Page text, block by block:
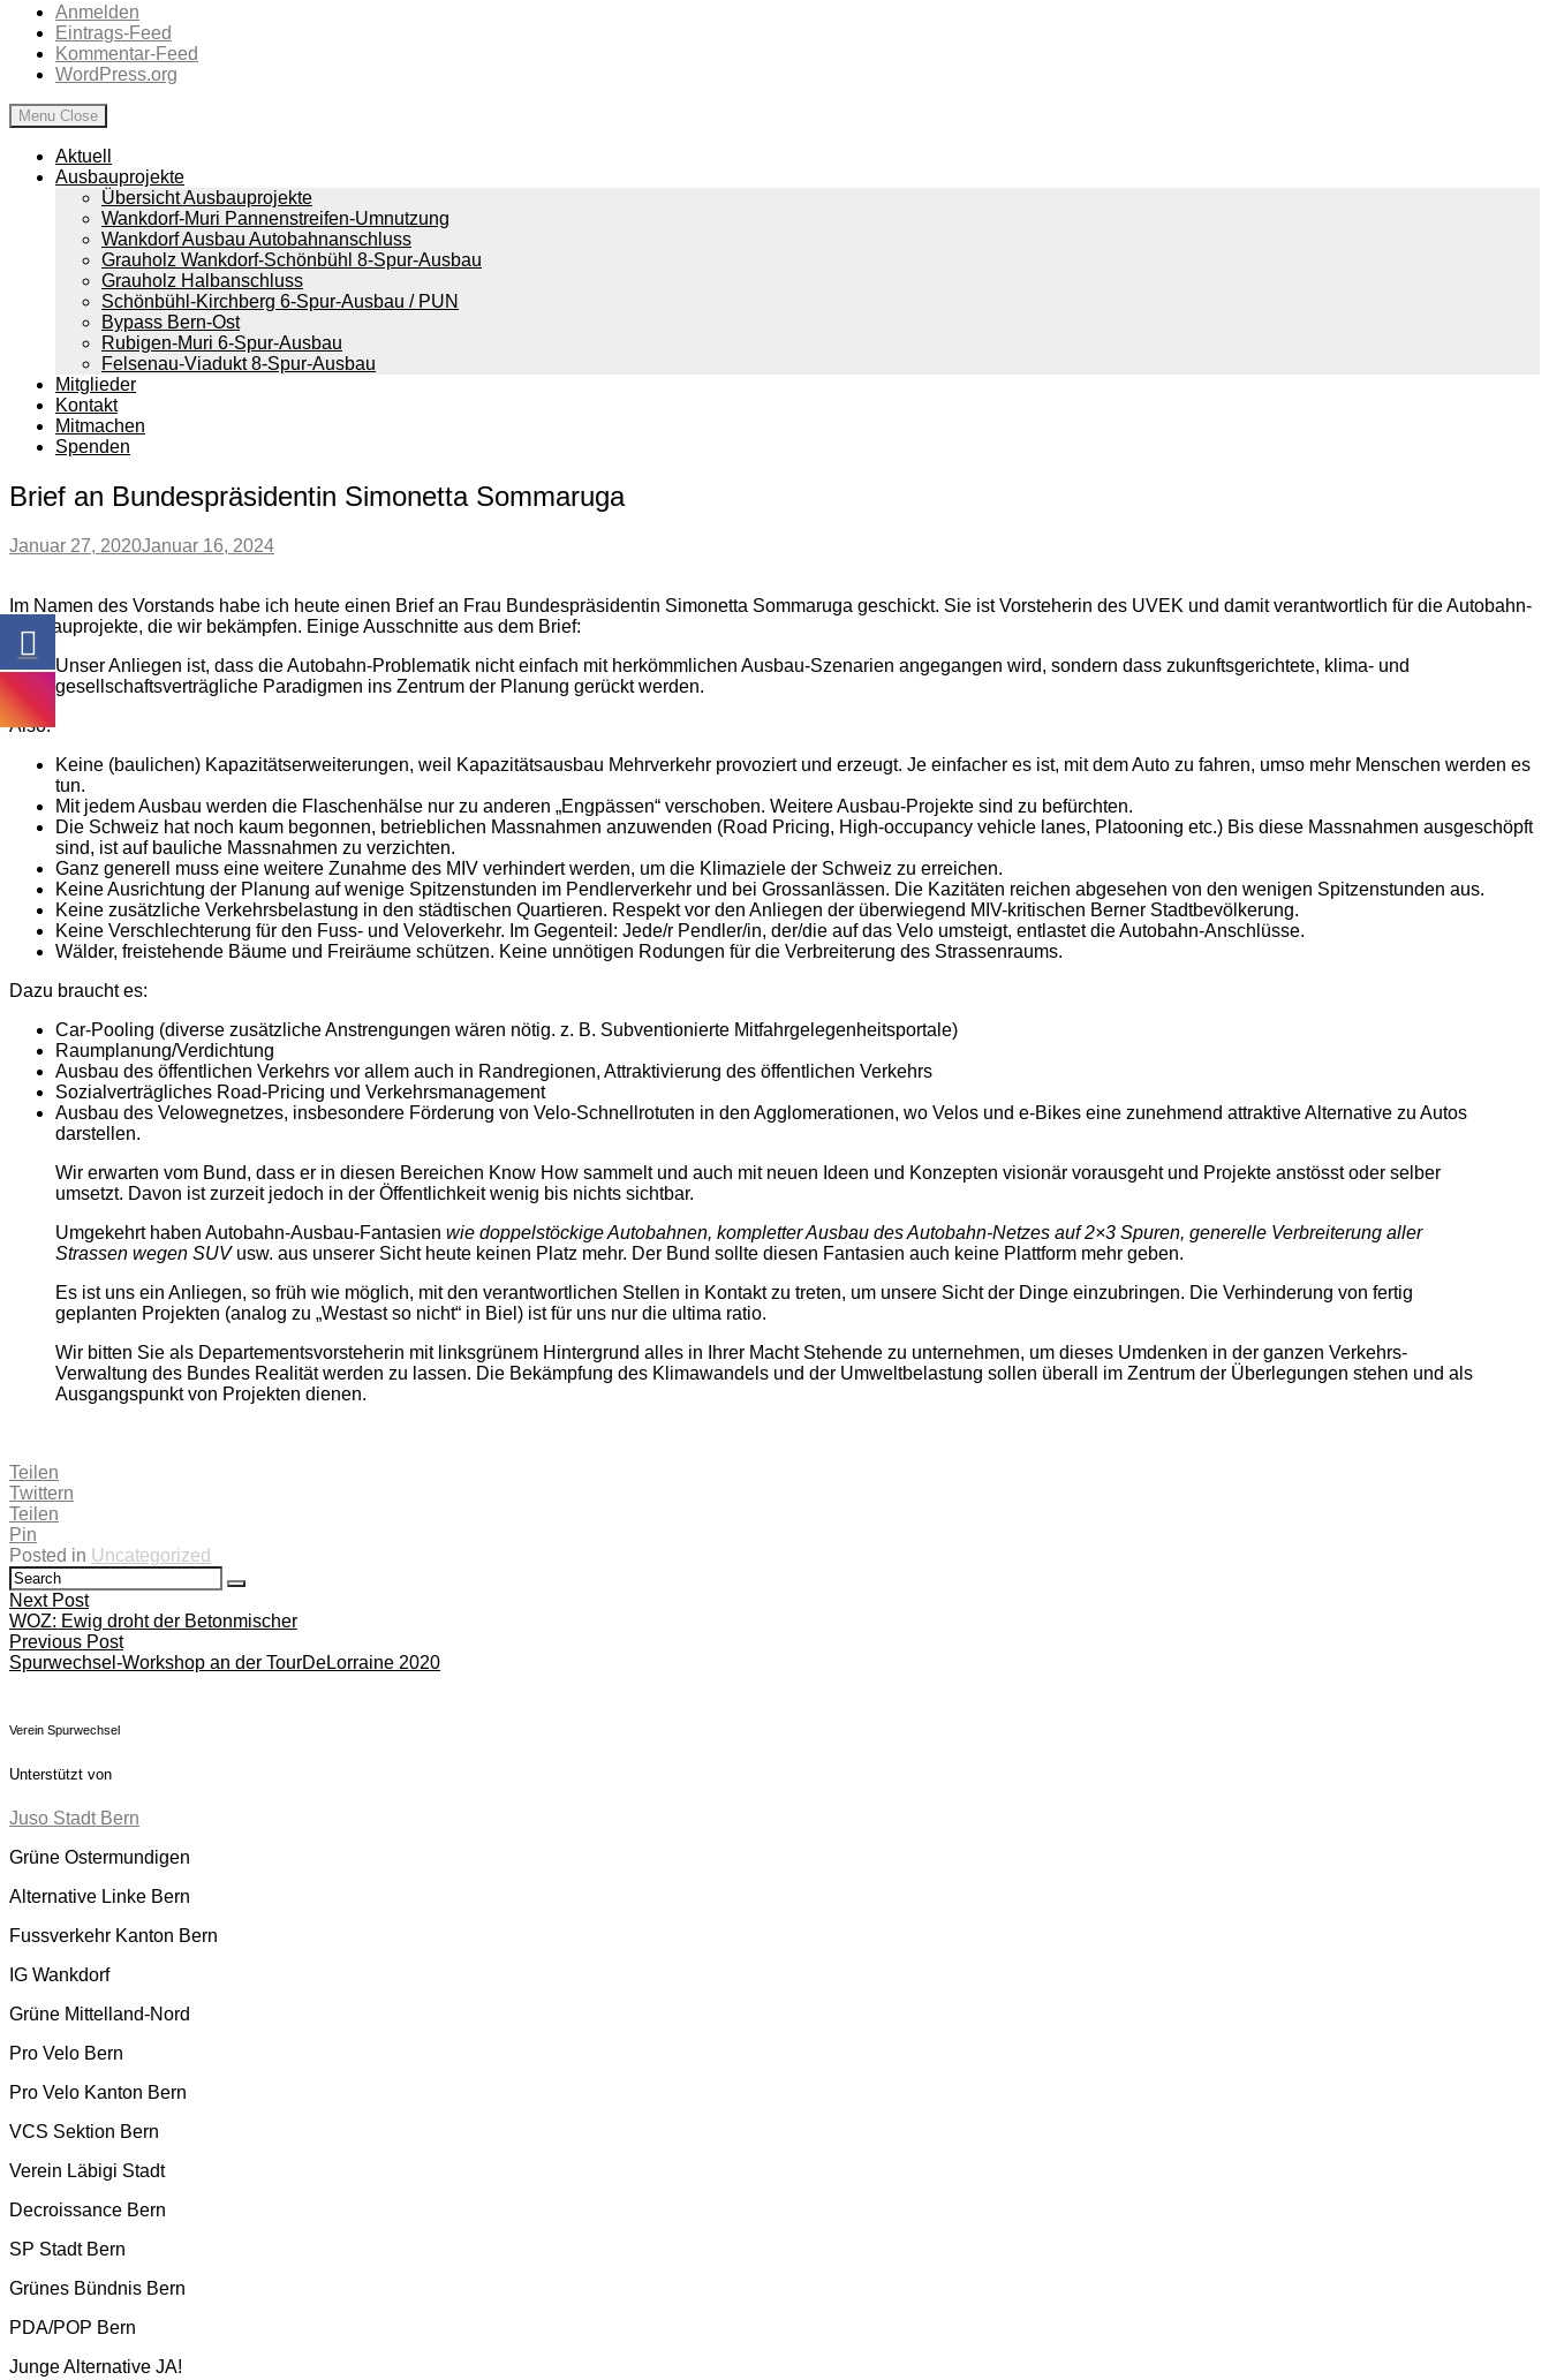
Anmelden
Eintrags-Feed
Kommentar-Feed
WordPress.org
Menu Close
Aktuell
Ausbauprojekte
Übersicht Ausbauprojekte
Wankdorf-Muri Pannenstreifen-Umnutzung
Wankdorf Ausbau Autobahnanschluss
Grauholz Wankdorf-Schönbühl 8-Spur-Ausbau
Grauholz Halbanschluss
Schönbühl-Kirchberg 6-Spur-Ausbau / PUN
Bypass Bern-Ost
Rubigen-Muri 6-Spur-Ausbau
Felsenau-Viadukt 8-Spur-Ausbau
Mitglieder
Kontakt
Mitmachen
Spenden
Brief an Bundespräsidentin Simonetta Sommaruga
Januar 27, 2020Januar 16, 2024
Im Namen des Vorstands habe ich heute einen Brief an Frau Bundespräsidentin Simonetta Sommaruga geschickt. Sie ist Vorsteherin des UVEK und damit verantwortlich für die Autobahn-
Ausbauprojekte, die wir bekämpfen. Einige Ausschnitte aus dem Brief:
Unser Anliegen ist, dass die Autobahn-Problematik nicht einfach mit herkömmlichen Ausbau-Szenarien angegangen wird, sondern dass zukunftsgerichtete, klima- und
gesellschafts­verträgliche Paradigmen ins Zentrum der Planung gerückt werden.
Also:
Keine (baulichen) Kapazitätserweiterungen, weil Kapazitätsausbau Mehrverkehr provoziert und erzeugt. Je einfacher es ist, mit dem Auto zu fahren, umso mehr Menschen werden es
tun.
Mit jedem Ausbau werden die Flaschenhälse nur zu anderen „Engpässen“ verschoben. Weitere Ausbau-Projekte sind zu befürchten.
Die Schweiz hat noch kaum begonnen, betrieblichen Massnahmen anzuwenden (Road Pricing, High-occupancy vehicle lanes, Platooning etc.) Bis diese Massnahmen ausgeschöpft
sind, ist auf bauliche Massnahmen zu verzichten.
Ganz generell muss eine weitere Zunahme des MIV verhindert werden, um die Klimaziele der Schweiz zu erreichen.
Keine Ausrichtung der Planung auf wenige Spitzenstunden im Pendlerverkehr und bei Grossanlässen. Die Kazitäten reichen abgesehen von den wenigen Spitzenstunden aus.
Keine zusätzliche Verkehrsbelastung in den städtischen Quartieren. Respekt vor den Anliegen der überwiegend MIV-kritischen Berner Stadtbevölkerung.
Keine Verschlechterung für den Fuss- und Veloverkehr. Im Gegenteil: Jede/r Pendler/in, der/die auf das Velo umsteigt, entlastet die Autobahn-Anschlüsse.
Wälder, freistehende Bäume und Freiräume schützen. Keine unnötigen Rodungen für die Verbreiterung des Strassenraums.
Dazu braucht es:
Car-Pooling (diverse zusätzliche Anstrengungen wären nötig. z. B. Subventionierte Mitfahrgelegenheitsportale)
Raumplanung/Verdichtung
Ausbau des öffentlichen Verkehrs vor allem auch in Randregionen, Attraktivierung des öffentlichen Verkehrs
Sozialverträgliches Road-Pricing und Verkehrsmanagement
Ausbau des Velowegnetzes, insbesondere Förderung von Velo-Schnellrotuten in den Agglomerationen, wo Velos und e-Bikes eine zunehmend attraktive Alternative zu Autos
darstellen.
Wir erwarten vom Bund, dass er in diesen Bereichen Know How sammelt und auch mit neuen Ideen und Konzepten visionär vorausgeht und Projekte anstösst oder selber
umsetzt. Davon ist zurzeit jedoch in der Öffentlichkeit wenig bis nichts sichtbar.
Umgekehrt haben Autobahn-Ausbau-Fantasien wie doppelstöckige Autobahnen, kompletter Ausbau des Autobahn-Netzes auf 2×3 Spuren, generelle Verbreiterung aller
Strassen wegen SUVusw. aus unserer Sicht heute keinen Platz mehr. Der Bund sollte diesen Fantasien auch keine Plattform mehr geben.
Es ist uns ein Anliegen, so früh wie möglich, mit den verantwortlichen Stellen in Kontakt zu treten, um unsere Sicht der Dinge einzubringen. Die Verhinderung von fertig
geplanten Projekten (analog zu „Westast so nicht“ in Biel) ist für uns nur die ultima ratio.
Wir bitten Sie als Departementsvorsteherin mit linksgrünem Hintergrund alles in Ihrer Macht Stehende zu unternehmen, um dieses Umdenken in der ganzen Verkehrs-
Verwaltung des Bundes Realität werden zu lassen. Die Bekämpfung des Klimawandels und der Umweltbelastung sollen überall im Zentrum der Überlegungen stehen und als
Ausgangspunkt von Projekten dienen.
Teilen
Twittern
Teilen
Pin
Posted in Uncategorized
Search
for:
Search
Beitragsnavigation
Next Post
WOZ: Ewig droht der Betonmischer
Previous Post
Spurwechsel-Workshop an der TourDeLorraine 2020
Verein Spurwechsel
Unterstützt von
Juso Stadt Bern
Grüne Ostermundigen
Alternative Linke Bern
Fussverkehr Kanton Bern
IG Wankdorf
Grüne Mittelland-Nord
Pro Velo Bern
Pro Velo Kanton Bern
VCS Sektion Bern
Verein Läbigi Stadt
Decroissance Bern
SP Stadt Bern
Grünes Bündnis Bern
PDA/POP Bern
Junge Alternative JA!